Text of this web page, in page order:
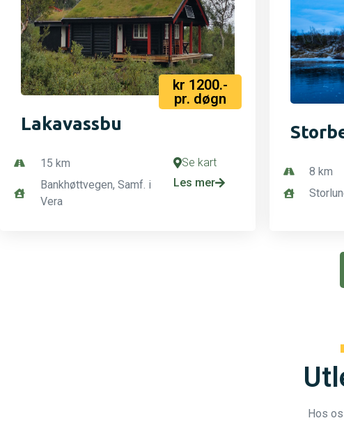
Lakavassbu
kr 1200.-
pr. døgn
15 km
Bankhøttvegen, Samf. i
Vera
Se kart
Les mer
8 km
Hos